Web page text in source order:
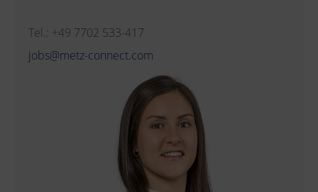
Tel.: +49 7702 533-417
jobs@metz-connect.com